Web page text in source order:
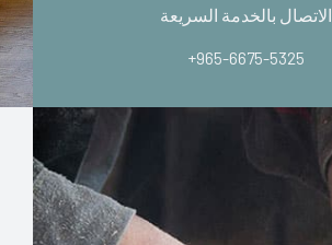
الاتصال بالخدمة السريعة
+965-6675-5325